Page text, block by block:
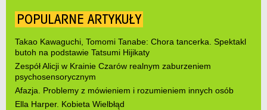
POPULARNE ARTYKUŁY
Takao Kawaguchi, Tomomi Tanabe: Chora tancerka. Spektakl
butoh na podstawie Tatsumi Hijikaty
Zespół Alicji w Krainie Czarów realnym zaburzeniem
psychosensorycznym
Afazja. Problemy z mówieniem i rozumieniem innych osób
Ella Harper. Kobieta Wielbłąd